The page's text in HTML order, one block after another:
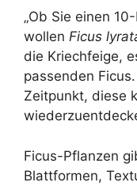
„Ob Sie einen
wollen Ficus
die Kriechfeige,
passenden
Zeitpunkt, diese
Ficus-Pflanzen
Blattformen,